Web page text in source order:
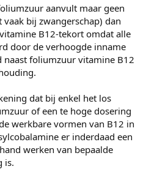
aanvult maar geen
bij zwangerschap) dan
B12-tekort omdat alle
door de verhoogde inname
naast foliumzuur vitamine B12
dat bij enkel het los
of een te hoge dosering
werkbare vormen van B12 in
er inderdaad een
werken van bepaalde
is.